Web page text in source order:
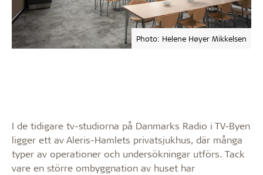
Photo: Helene Høyer Mikkelsen
I de tidigare tv-studiorna på Danmarks Radio i TV-Byen
ligger ett av Aleris-Hamlets privatsjukhus, där många
typer av operationer och undersökningar utförs. Tack
vare en större ombyggnation av huset har